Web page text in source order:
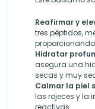
Reafirmar y
tres péptidos,
Hidratar
asegura una
secas y muy
Calmar la piel
las rojeces y la